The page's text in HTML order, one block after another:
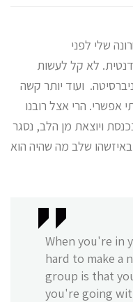
שלי לפני
לא קל לעשות
ועוד יותר קשה
הרי אצל רובנו
ויוצאת מן הלב, נסגר
שלב מה שהיה הוא
When you're in
hard to make a
group is that
you're going